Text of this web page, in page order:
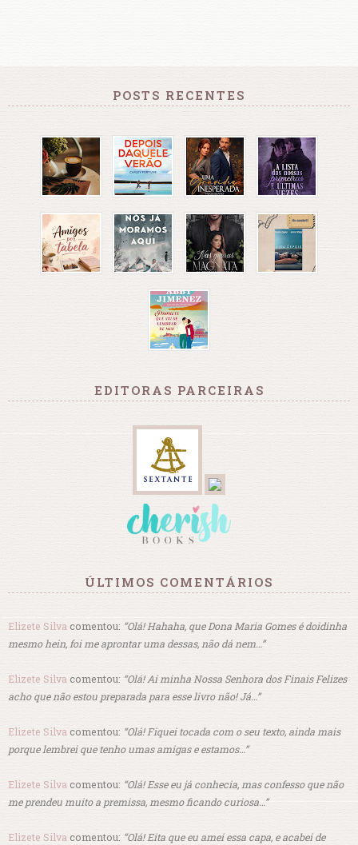
POSTS RECENTES
EDITORAS PARCEIRAS
ÚLTIMOS COMENTÁRIOS
Elizete Silva comentou: “Olá! Hahaha, que Dona Maria Gomes é doidinha
mesmo hein, foi me aprontar uma dessas, não dá nem…”
Elizete Silva comentou: “Olá! Ai minha Nossa Senhora dos Finais Felizes
acho que não estou preparada para esse livro não! Já…”
Elizete Silva comentou: “Olá! Fiquei tocada com o seu texto, ainda mais
porque lembrei que tenho umas amigas e estamos…”
Elizete Silva comentou: “Olá! Esse eu já conhecia, mas confesso que não
me prendeu muito a premissa, mesmo ficando curiosa…”
Elizete Silva comentou: “Olá! Eita que eu amei essa capa, e acabei de